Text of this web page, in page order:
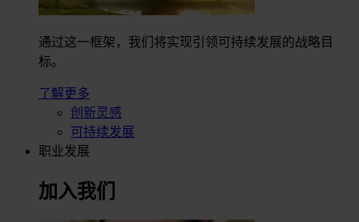
通过这一框架，我们将实现引领可持续发展的战略目
标。
了解更多
创新灵感
可持续发展
职业发展
加入我们